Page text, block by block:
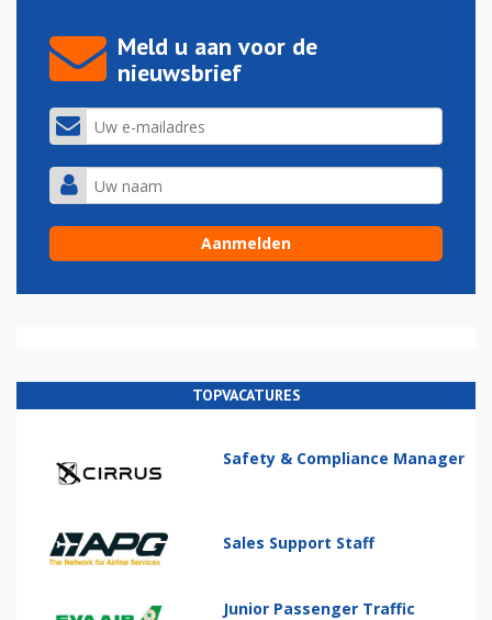
Meld u aan voor de
nieuwsbrief
TOPVACATURES
Safety & Compliance Manager
Sales Support Staff
Junior Passenger Traffic